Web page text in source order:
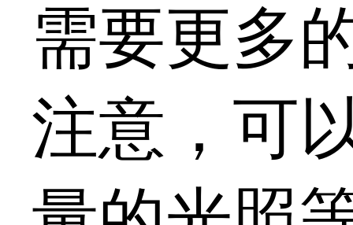
需要更多
注意，可